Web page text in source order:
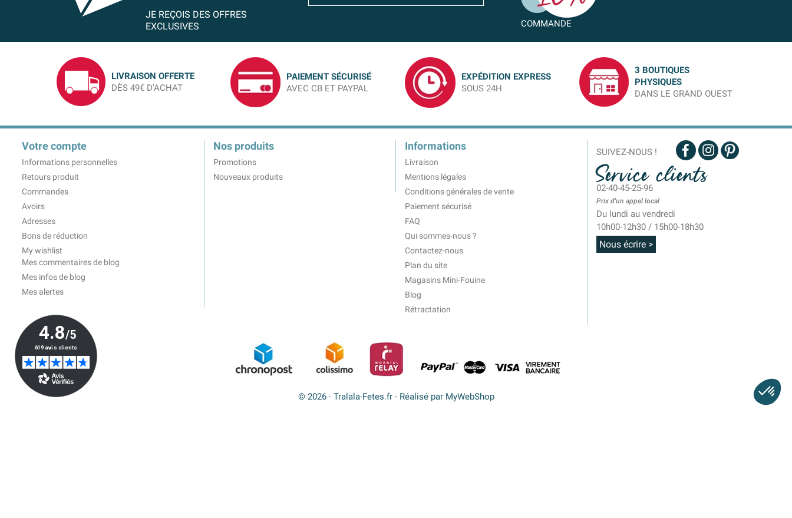
JE REÇOIS DES OFFRES
EXCLUSIVES
COMMANDE
LIVRAISON OFFERTE
DÈS 49€ D'ACHAT
PAIEMENT SÉCURISÉ
AVEC CB ET PAYPAL
EXPÉDITION EXPRESS
SOUS 24H
3 BOUTIQUES
PHYSIQUES
DANS LE GRAND OUEST
Votre compte
Informations personnelles
Retours produit
Commandes
Avoirs
Adresses
Bons de réduction
My wishlist
Mes commentaires de blog
Mes infos de blog
Mes alertes
Nos produits
Promotions
Nouveaux produits
Informations
Livraison
Mentions légales
Conditions générales de vente
Paiement sécurisé
FAQ
Qui sommes-nous ?
Contactez-nous
Plan du site
Magasins Mini-Fouine
Blog
Rétractation
SUIVEZ-NOUS !
Service clients
02-40-45-25-96
Prix d'un appel local
Du lundi au vendredi
10h00-12h30 / 15h00-18h30
Nous écrire >
© 2026 - Tralala-Fetes.fr - Réalisé par MyWebShop